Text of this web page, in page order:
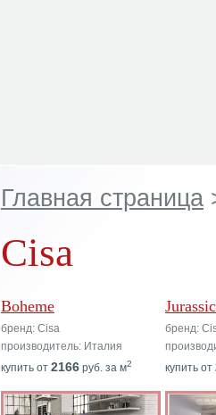
Главная страница
Cisa
Boheme
бренд: Cisa
производитель: Италия
купить от 2166 руб. за м2
бренд:
купить от